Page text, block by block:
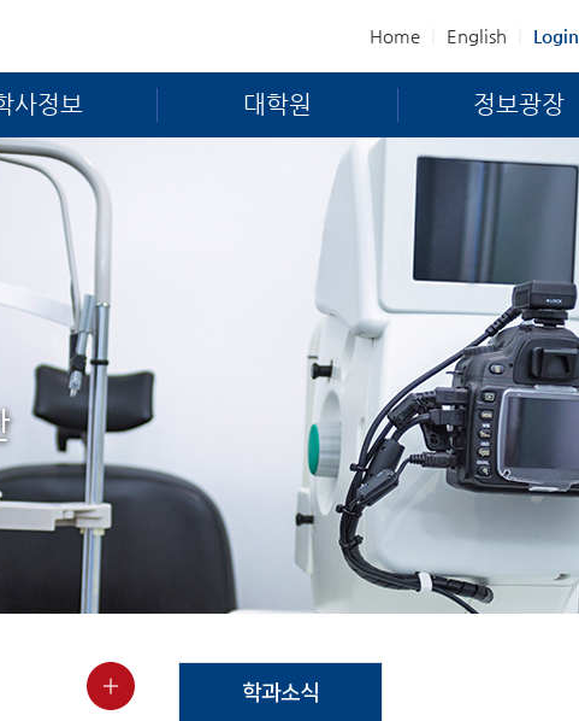
Home English Login
사정보 대학원 정보광장
학과소식